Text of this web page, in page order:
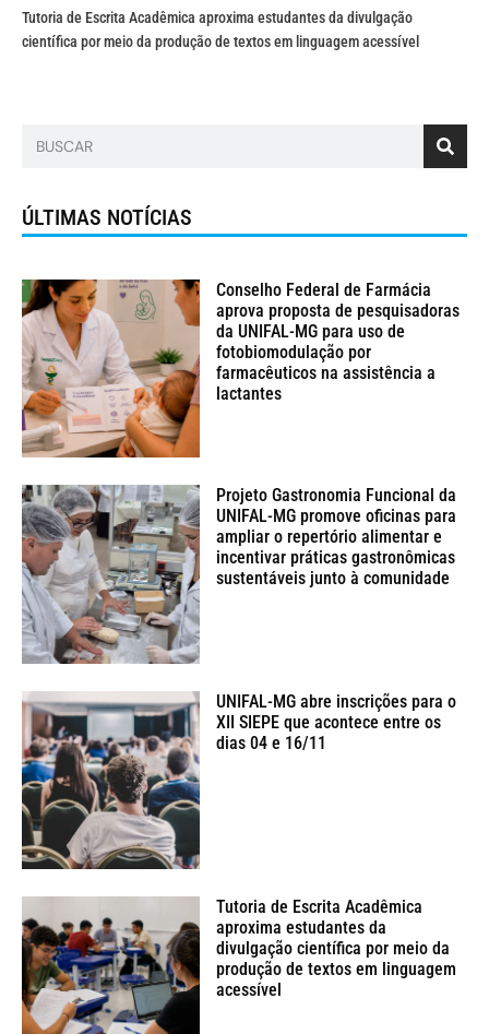
Tutoria de Escrita Acadêmica aproxima estudantes da divulgação
científica por meio da produção de textos em linguagem acessível
ÚLTIMAS NOTÍCIAS
Conselho Federal de Farmácia
aprova proposta de pesquisadoras
da UNIFAL-MG para uso de
fotobiomodulação por
farmacêuticos na assistência a
lactantes
Projeto Gastronomia Funcional da
UNIFAL-MG promove oficinas para
ampliar o repertório alimentar e
incentivar práticas gastronômicas
sustentáveis junto à comunidade
UNIFAL-MG abre inscrições para o
XII SIEPE que acontece entre os
dias 04 e 16/11
Tutoria de Escrita Acadêmica
aproxima estudantes da
divulgação científica por meio da
produção de textos em linguagem
acessível